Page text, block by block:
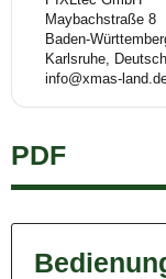
Maybachstraße 8
Baden-
Karlsruhe,
info@xmas-
PDF